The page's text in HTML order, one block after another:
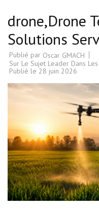
drone,Drone
Solutions
Publié par Oscar GMACH
Sur Le Sujet Leader Dans
Publié le 28 juin 2026